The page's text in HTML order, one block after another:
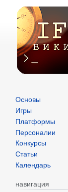
Основы
Игры
Платформы
Персоналии
Конкурсы
Статьи
Календарь
навигация